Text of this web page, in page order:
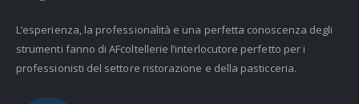
L’esperienza, la professionalità e una perfetta conoscenza degli
strumenti fanno di AFcoltellerie l’interlocutore perfetto per i
professionisti del settore ristorazione e della pasticceria.